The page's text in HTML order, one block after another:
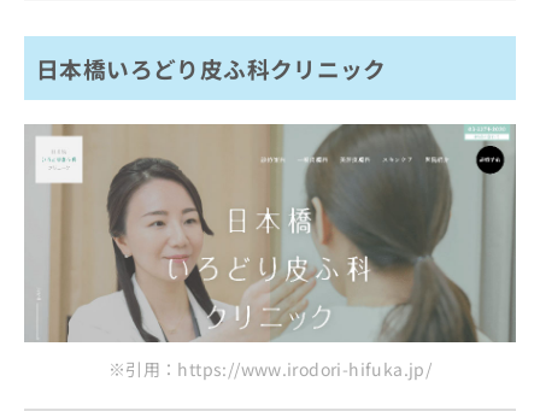
日本橋いろどり皮ふ科クリニック
※引用：https://www.irodori-hifuka.jp/